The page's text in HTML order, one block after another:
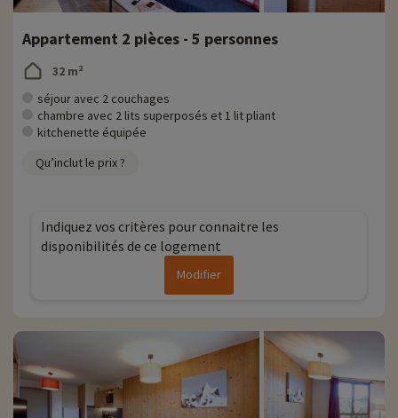
Appartement 2 pièces - 5 personnes
32 m²
séjour avec 2 couchages
chambre avec 2 lits superposés et 1 lit pliant
kitchenette équipée
Qu’inclut le prix ?
Indiquez vos critères pour connaitre les
disponibilités de ce logement
Modifier